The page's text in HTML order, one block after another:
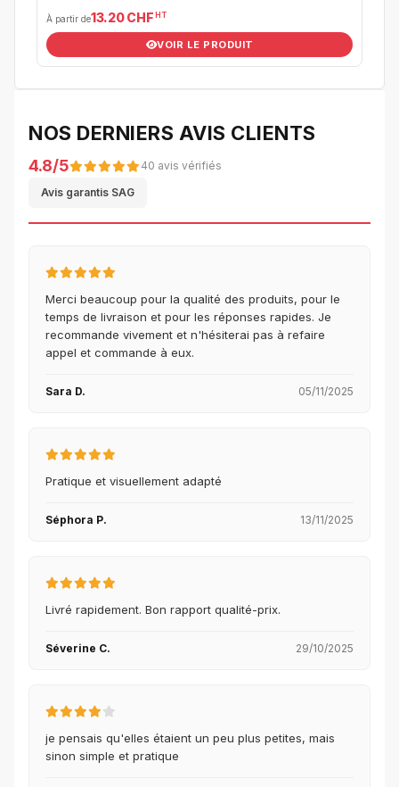
À partir de13.20 CHF HT
VOIR LE PRODUIT
NOS DERNIERS AVIS CLIENTS
4.8/5 40 avis vérifiés
Avis garantis SAG
Merci beaucoup pour la qualité des produits, pour le
temps de livraison et pour les réponses rapides. Je
recommande vivement et n'hésiterai pas à refaire
appel et commande à eux.
Sara D. 05/11/2025
Pratique et visuellement adapté
Séphora P. 13/11/2025
Livré rapidement. Bon rapport qualité-prix.
Séverine C. 29/10/2025
je pensais qu'elles étaient un peu plus petites, mais
sinon simple et pratique